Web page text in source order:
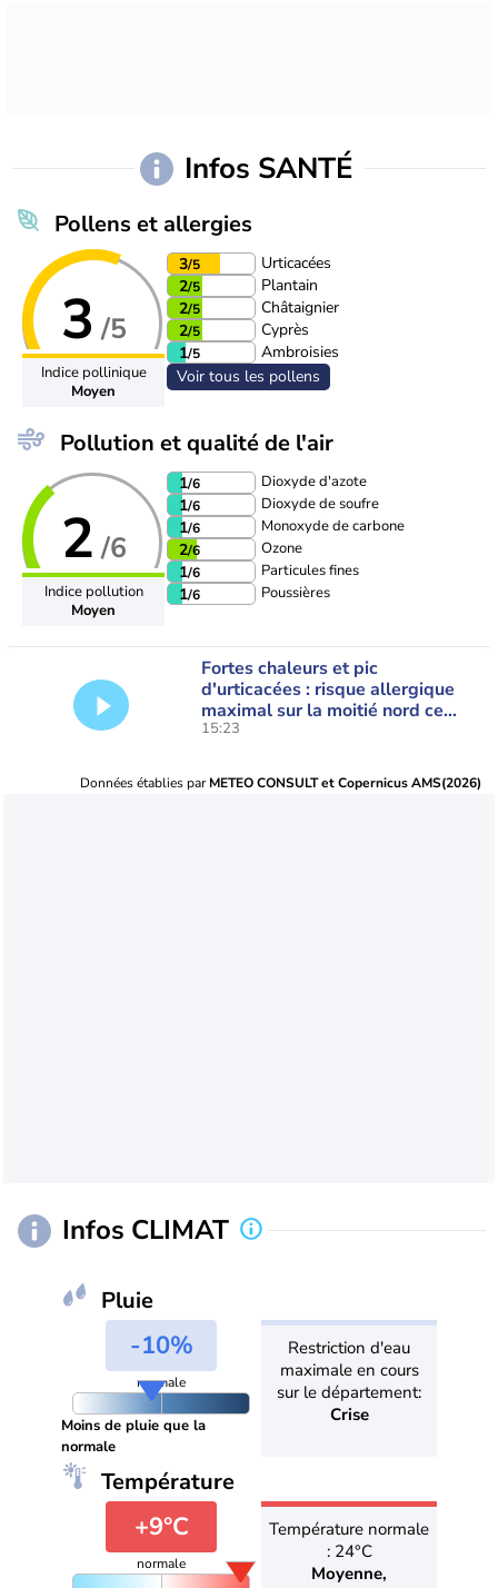
Infos SANTÉ
Pollens et allergies
3 /5
Indice pollinique
Moyen
3/5
Urticacées
2/5
Plantain
2/5
Châtaignier
2/5
Cyprès
1/5
Ambroisies
Voir tous les pollens
Pollution et qualité de l'air
2 /6
Indice pollution
Moyen
1/6 Dioxyde d'azote
1/6 Dioxyde de soufre
1/6 Monoxyde de carbone
2/6 Ozone
1/6 Particules fines
1/6 Poussières
Fortes chaleurs et pic
d'urticacées : risque allergique
maximal sur la moitié nord ce
vendredi
15:23
Données établies parMETEO CONSULT et Copernicus AMS(2026)
Infos CLIMAT
Pluie
-10%
normale
Moins de pluie que la
normale
Restriction d'eau
maximale en cours
sur le département:
Crise
Température
+9°C
normale
Température normale
: 24°C
Moyenne,